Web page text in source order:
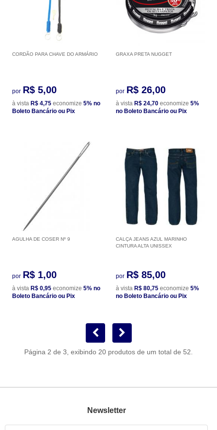
CORDÃO PARA CHAVE DO ARMÁRIO
por R$ 5,00
à vista R$ 4,75 economize 5% no
Boleto Bancário ou Pix
GRAXA PRETA NUGGET
por R$ 26,00
à vista R$ 24,70 economize 5%
no Boleto Bancário ou Pix
AGULHA DE COSER Nº 9
por R$ 1,00
à vista R$ 0,95 economize 5% no
Boleto Bancário ou Pix
CALÇA JEANS AZUL MARINHO
CINTURA ALTA UNISSEX
por R$ 85,00
à vista R$ 80,75 economize 5%
no Boleto Bancário ou Pix
Página 2 de 3, exibindo 20 produtos de um total de 52.
Newsletter